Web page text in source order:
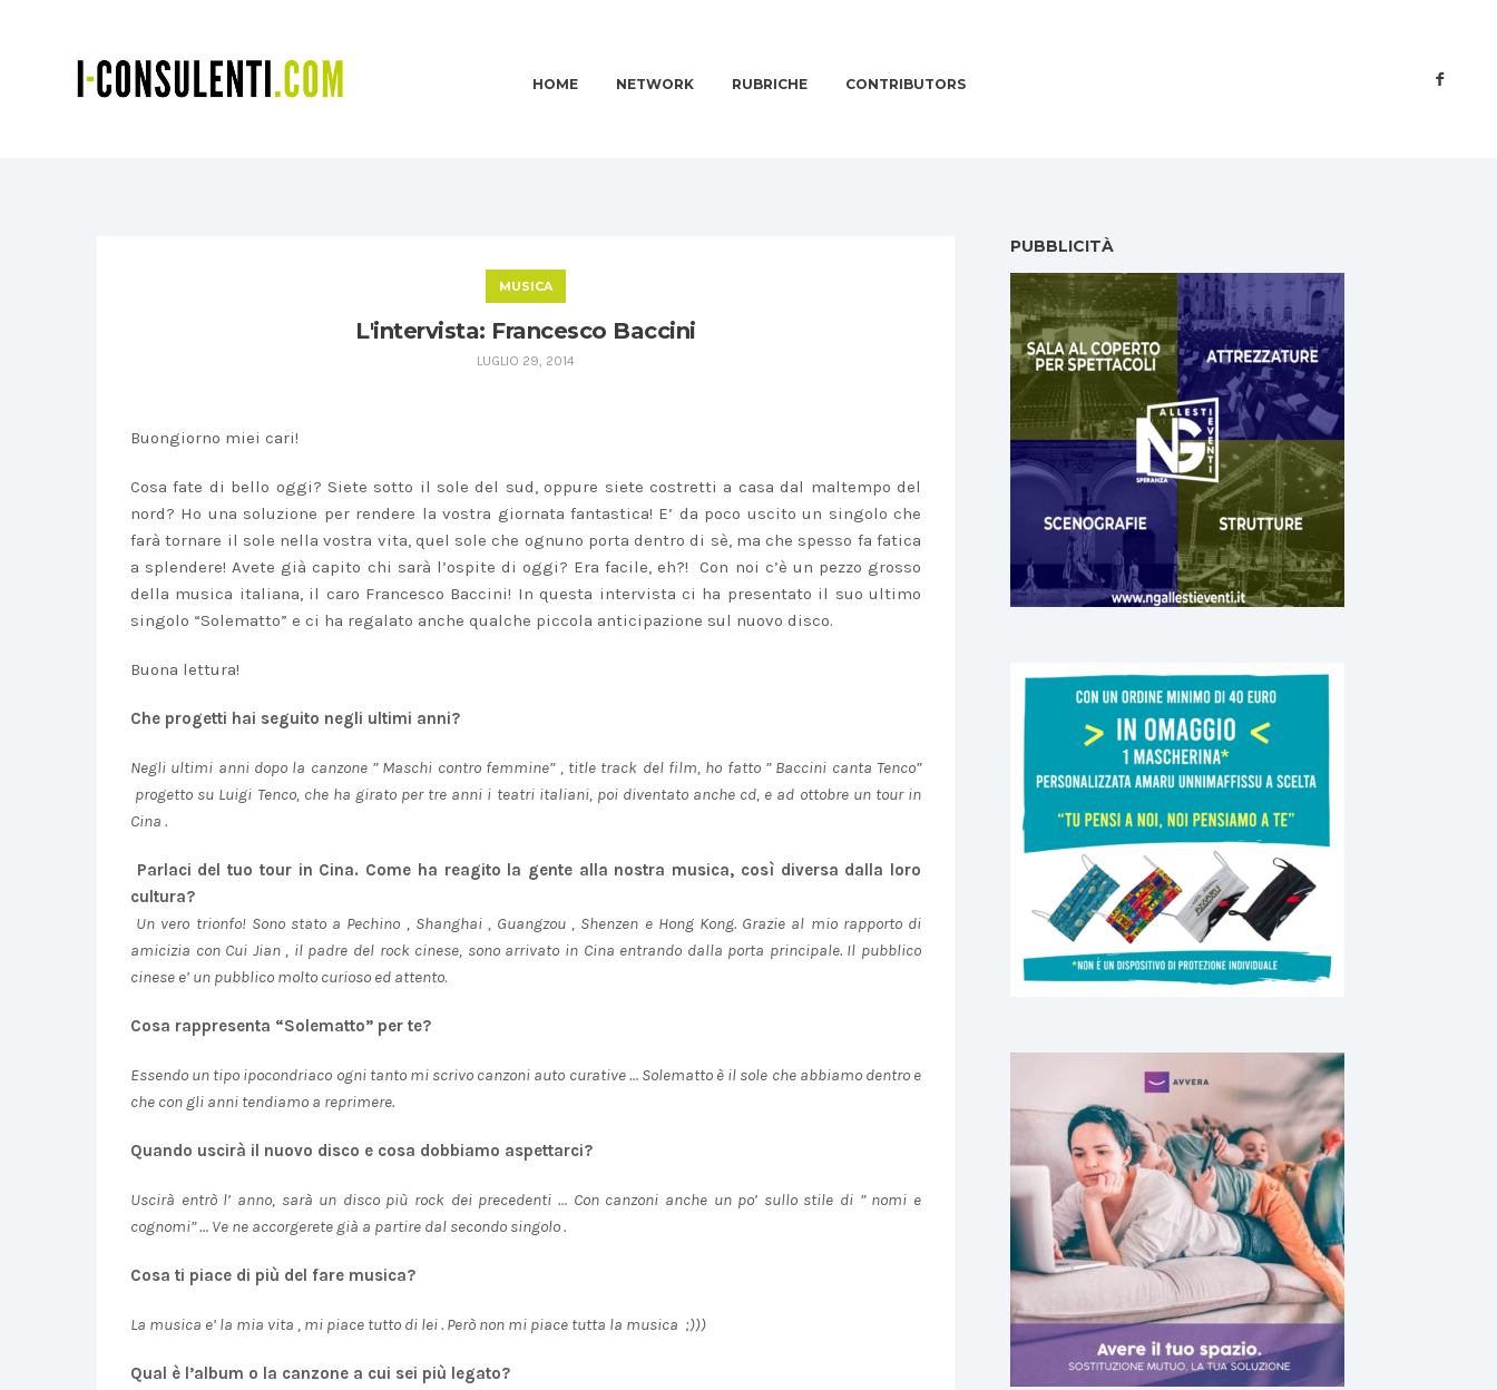
HOME NETWORK RUBRICHE CONTRIBUTORS
MUSICA
L'intervista: Francesco Baccini
LUGLIO 29, 2014
Buongiorno miei cari!
Cosa fate di bello oggi? Siete sotto il sole del sud, oppure siete costretti a casa dal maltempo del
nord? Ho una soluzione per rendere la vostra giornata fantastica! E’ da poco uscito un singolo che
farà tornare il sole nella vostra vita, quel sole che ognuno porta dentro di sè, ma che spesso fa fatica
a splendere! Avete già capito chi sarà l’ospite di oggi? Era facile, eh?! Con noi c’è un pezzo grosso
della musica italiana, il caro Francesco Baccini! In questa intervista ci ha presentato il suo ultimo
singolo “Solematto” e ci ha regalato anche qualche piccola anticipazione sul nuovo disco.
Buona lettura!
Che progetti hai seguito negli ultimi anni?
Negli ultimi anni dopo la canzone ” Maschi contro femmine” , title track del film, ho fatto ” Baccini canta Tenco”
progetto su Luigi Tenco, che ha girato per tre anni i teatri italiani, poi diventato anche cd, e ad ottobre un tour in
Cina .
Parlaci del tuo tour in Cina. Come ha reagito la gente alla nostra musica, così diversa dalla loro
cultura?
Un vero trionfo! Sono stato a Pechino , Shanghai , Guangzou , Shenzen e Hong Kong. Grazie al mio rapporto di
amicizia con Cui Jian , il padre del rock cinese, sono arrivato in Cina entrando dalla porta principale. Il pubblico
cinese e’ un pubblico molto curioso ed attento.
Cosa rappresenta “Solematto” per te?
Essendo un tipo ipocondriaco ogni tanto mi scrivo canzoni auto curative … Solematto è il sole che abbiamo dentro e
che con gli anni tendiamo a reprimere.
Quando uscirà il nuovo disco e cosa dobbiamo aspettarci?
Uscirà entrò l’ anno, sarà un disco più rock dei precedenti … Con canzoni anche un po’ sullo stile di ” nomi e
cognomi” … Ve ne accorgerete già a partire dal secondo singolo .
Cosa ti piace di più del fare musica?
La musica e’ la mia vita , mi piace tutto di lei . Però non mi piace tutta la musica ;)))
Qual è l’album o la canzone a cui sei più legato?
PUBBLICITÀ